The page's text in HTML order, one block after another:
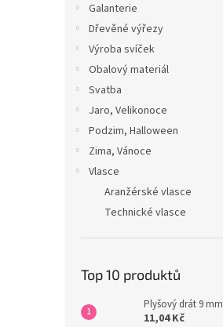
Galanterie
Dřevěné výřezy
Výroba svíček
Obalový materiál
Svatba
Jaro, Velikonoce
Podzim, Halloween
Zima, Vánoce
Vlasce
Aranžérské vlasce
Technické vlasce
Top 10 produktů
Plyšový drát 9 mm
11,04 Kč